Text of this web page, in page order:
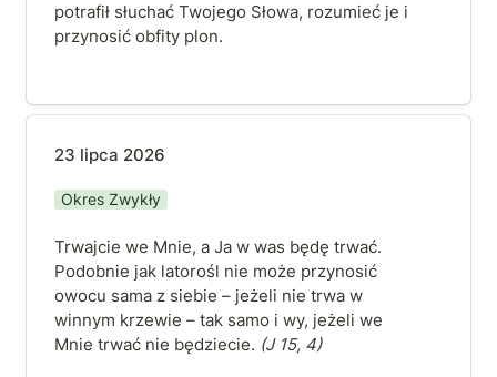
potrafił słuchać Twojego Słowa, rozumieć je i
przynosić obfity plon.
23 lipca 2026
Okres Zwykły
Trwajcie we Mnie, a Ja w was będę trwać.
Podobnie jak latorośl nie może przynosić
owocu sama z siebie – jeżeli nie trwa w
winnym krzewie – tak samo i wy, jeżeli we
Mnie trwać nie będziecie. (J 15, 4)